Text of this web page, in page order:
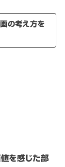
の考え方を
を感じた部